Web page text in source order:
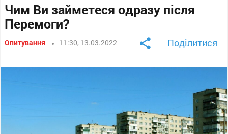
Чим Ви займетеся одразу після
Перемоги?
Опитування 11:30, 13.03.2022 Поділитися